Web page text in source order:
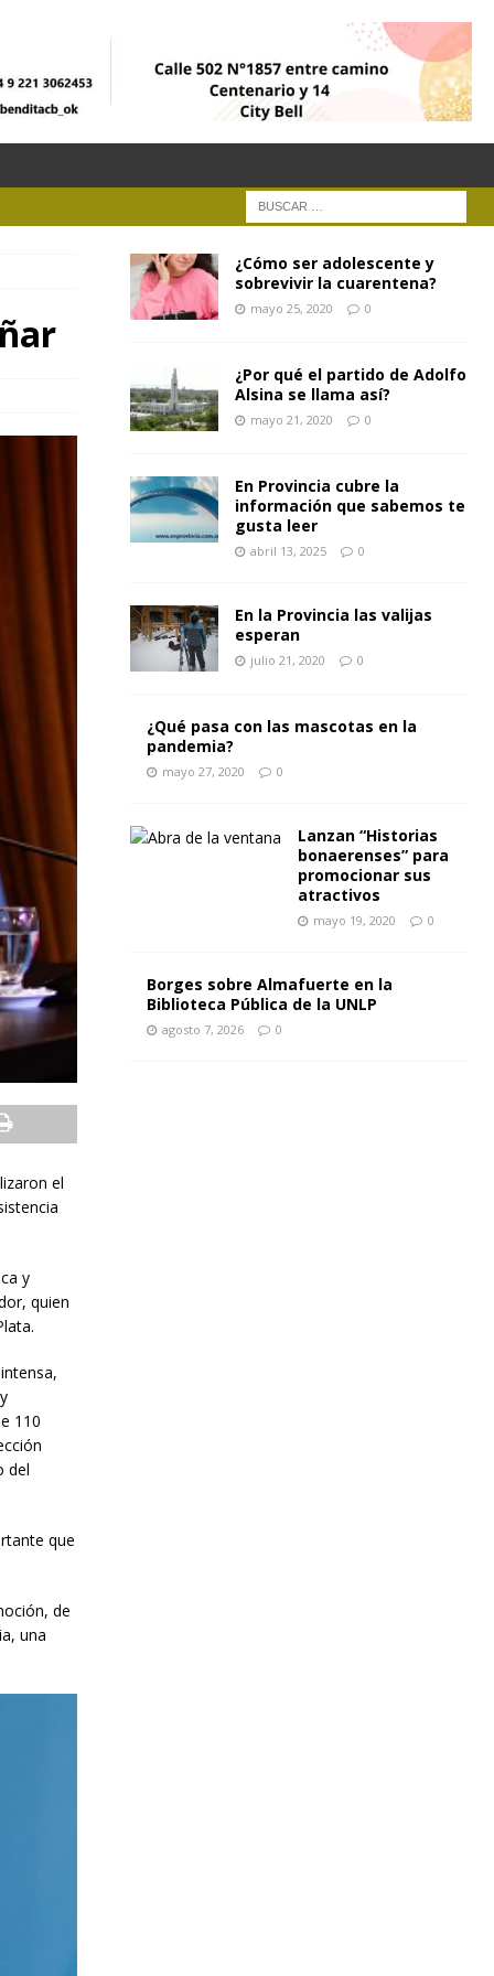
el
y
quien
110
del
que
de
una
¿Cómo ser adolescente y
sobrevivir la cuarentena?
mayo 25, 2020 0
¿Por qué el partido de Adolfo
Alsina se llama así?
mayo 21, 2020 0
En Provincia cubre la
información que sabemos te
gusta leer
abril 13, 2025 0
En la Provincia las valijas
esperan
julio 21, 2020 0
¿Qué pasa con las mascotas en la
pandemia?
mayo 27, 2020 0
Lanzan “Historias
bonaerenses” para
promocionar sus
atractivos
mayo 19, 2020 0
Borges sobre Almafuerte en la
Biblioteca Pública de la UNLP
agosto 7, 2026 0